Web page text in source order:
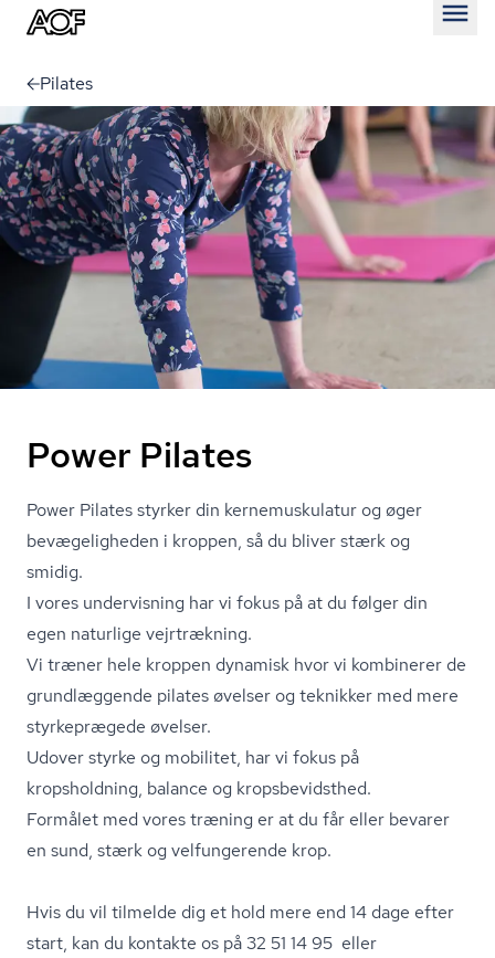
Pilates
Power Pilates
Power Pilates styrker din ker­nemusku­la­tur og øger
bevægeligheden i kroppen, så du bliver stærk og
smidig.
I vores undervisning har vi fokus på at du følger din
egen naturlige vejrtrækning.
Vi træner hele kroppen dynamisk hvor vi kombinerer de
grundlæggende pilates øvelser og teknikker med mere
styrkeprægede øvelser.
Udover styrke og mobilitet, har vi fokus på
kropsholdning, balance og kro­ps­be­vidst­hed.
Formålet med vores træning er at du får eller bevarer
en sund, stærk og velfungerende krop.
Hvis du vil tilmelde dig et hold mere end 14 dage efter
start, kan du kontakte os på 32 51 14 95 eller